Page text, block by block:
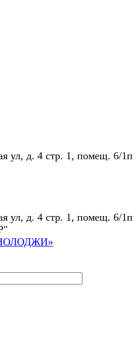
ул, д. 4 стр. 1, помещ. 6/1п
ул, д. 4 стр. 1, помещ. 6/1п